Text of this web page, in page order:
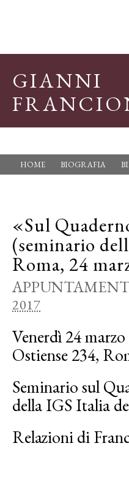
GIANNI
HOME BIOGRAFIA
«Sul
(seminario
Roma, 24
2017
Venerdì 24
Ostiense 234,
Seminario sul
della IGS Italia
Relazioni di